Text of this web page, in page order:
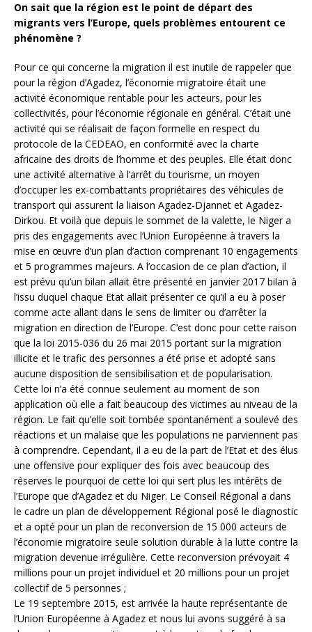
On sait que la région est le point de départ des
migrants vers l’Europe, quels problèmes entourent ce
phénomène ?
Pour ce qui concerne la migration il est inutile de rappeler que
pour la région d’Agadez, l’économie migratoire était une
activité économique rentable pour les acteurs, pour les
collectivités, pour l’économie régionale en général. C’était une
activité qui se réalisait de façon formelle en respect du
protocole de la CEDEAO, en conformité avec la charte
africaine des droits de l’homme et des peuples. Elle était donc
une activité alternative à l’arrêt du tourisme, un moyen
d’occuper les ex-combattants propriétaires des véhicules de
transport qui assurent la liaison Agadez-Djannet et Agadez-
Dirkou. Et voilà que depuis le sommet de la valette, le Niger a
pris des engagements avec l’Union Européenne à travers la
mise en œuvre d’un plan d’action comprenant 10 engagements
et 5 programmes majeurs. A l’occasion de ce plan d’action, il
est prévu qu’un bilan allait être présenté en janvier 2017 bilan à
l’issu duquel chaque Etat allait présenter ce qu’il a eu à poser
comme acte allant dans le sens de limiter ou d’arrêter la
migration en direction de l’Europe. C’est donc pour cette raison
que la loi 2015-036 du 26 mai 2015 portant sur la migration
illicite et le trafic des personnes a été prise et adopté sans
aucune disposition de sensibilisation et de popularisation.
Cette loi n’a été connue seulement au moment de son
application où elle a fait beaucoup des victimes au niveau de la
région. Le fait qu’elle soit tombée spontanément a soulevé des
réactions et un malaise que les populations ne parviennent pas
à comprendre. Cependant, il a eu de la part de l’Etat et des élus
une offensive pour expliquer des fois avec beaucoup des
réserves le pourquoi de cette loi qui sert plus les intérêts de
l’Europe que d’Agadez et du Niger. Le Conseil Régional a dans
le cadre un plan de développement Régional posé le diagnostic
et a opté pour un plan de reconversion de 15 000 acteurs de
l’économie migratoire seule solution durable à la lutte contre la
migration devenue irrégulière. Cette reconversion prévoyait 4
millions pour un projet individuel et 20 millions pour un projet
collectif de 5 personnes ;
Le 19 septembre 2015, est arrivée la haute représentante de
l’Union Européenne à Agadez et nous lui avons suggéré à sa